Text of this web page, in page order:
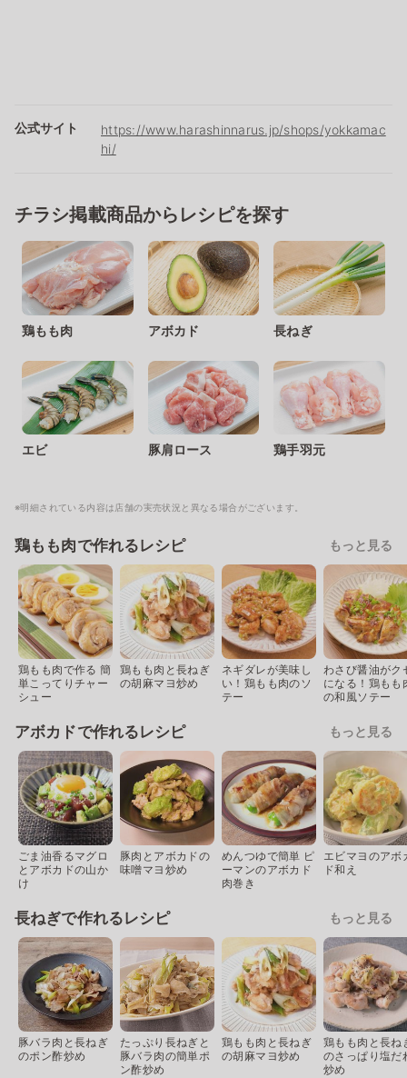
公式サイト
https://www.harashinnarus.jp/shops/yokkamac
hi/
チラシ掲載商品からレシピを探す
鶏もも肉 アボカド 長ねぎ
エビ 豚肩ロース 鶏手羽元
※明細されている内容は店舗の実売状況と異なる場合がございます。
鶏もも肉で作れるレシピ もっと見る
鶏もも肉で作る 簡
単こってりチャー
シュー
鶏もも肉と長ねぎ
の胡麻マヨ炒め
ネギダレが美味し
い！鶏もも肉のソ
テー
わさび醤油がク
になる！鶏もも
の和風ソテー
アボカドで作れるレシピ もっと見る
ごま油香るマグロ
とアボカドの山か
け
豚肉とアボカドの
味噌マヨ炒め
めんつゆで簡単 ピ
ーマンのアボカド
肉巻き
エビマヨのアボ
ド和え
長ねぎで作れるレシピ もっと見る
豚バラ肉と長ねぎ
のポン酢炒め
たっぷり長ねぎと
豚バラ肉の簡単ポ
ン酢炒め
鶏もも肉と長ねぎ
の胡麻マヨ炒め
鶏もも肉と長ね
のさっぱり塩だ
炒め